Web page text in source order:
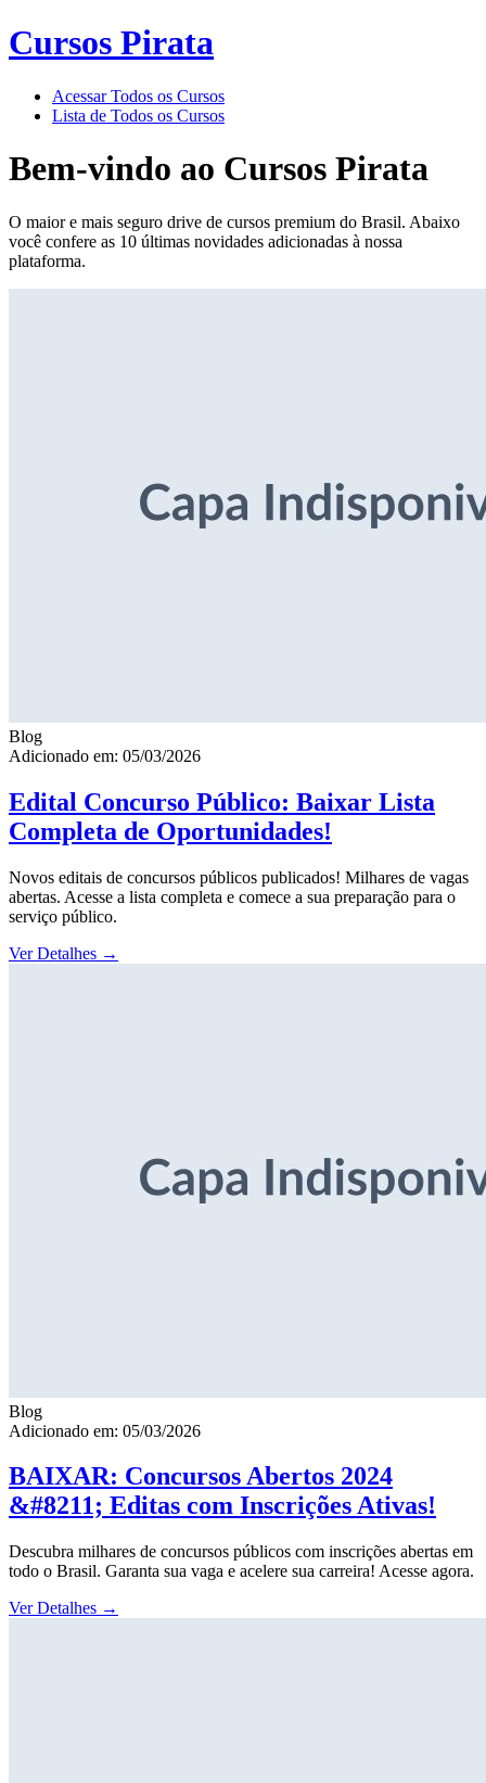
Cursos Pirata
Acessar Todos os Cursos
Lista de Todos os Cursos
Bem-vindo ao Cursos Pirata
O maior e mais seguro drive de cursos premium do Brasil. Abaixo
você confere as 10 últimas novidades adicionadas à nossa
plataforma.
Blog
Adicionado em: 05/03/2026
Edital Concurso Público: Baixar Lista
Completa de Oportunidades!
Novos editais de concursos públicos publicados! Milhares de vagas
abertas. Acesse a lista completa e comece a sua preparação para o
serviço público.
Ver Detalhes →
Blog
Adicionado em: 05/03/2026
BAIXAR: Concursos Abertos 2024
&#8211; Editas com Inscrições Ativas!
Descubra milhares de concursos públicos com inscrições abertas em
todo o Brasil. Garanta sua vaga e acelere sua carreira! Acesse agora.
Ver Detalhes →